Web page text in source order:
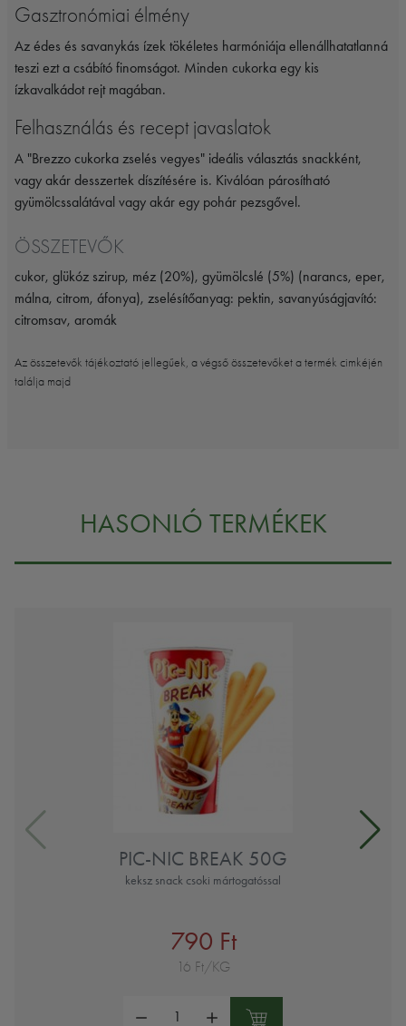
Gasztronómiai élmény
Az édes és savanykás ízek tökéletes harmóniája ellenállhatatlanná
teszi ezt a csábító finomságot. Minden cukorka egy kis
ízkavalkádot rejt magában.
Felhasználás és recept javaslatok
A "Brezzo cukorka zselés vegyes" ideális választás snackként,
vagy akár desszertek díszítésére is. Kiválóan párosítható
gyümölcssalátával vagy akár egy pohár pezsgővel.
ÖSSZETEVŐK
cukor, glükóz szirup, méz (20%), gyümölcslé (5%) (narancs, eper,
málna, citrom, áfonya), zselésítőanyag: pektin, savanyúságjavító:
citromsav, aromák
Az összetevők tájékoztató jellegűek, a végső összetevőket a termék cimkéjén
találja majd
HASONLÓ TERMÉKEK
PIC-NIC BREAK 50G
keksz snack csoki mártogatóssal
790 Ft
16 Ft/KG